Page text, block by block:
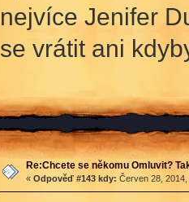
nejvíce Jenifer
se vrátit ani
Re:Chcete se někomu Omluvit?
« Odpověď #143 kdy: Červen 28,